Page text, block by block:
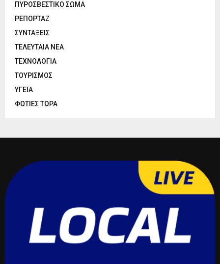
ΠΥΡΟΣΒΕΣΤΙΚΟ ΣΩΜΑ
ΡΕΠΟΡΤΑΖ
ΣΥΝΤΑΞΕΙΣ
ΤΕΛΕΥΤΑΙΑ ΝΕΑ
ΤΕΧΝΟΛΟΓΙΑ
ΤΟΥΡΙΣΜΟΣ
ΥΓΕΙΑ
ΦΩΤΙΕΣ ΤΩΡΑ